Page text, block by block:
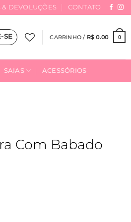
& DEVOLUÇÕES CONTATO
SE CARRINHO / R$ 0.00 0
SAIAS ACESSÓRIOS
Com Babado